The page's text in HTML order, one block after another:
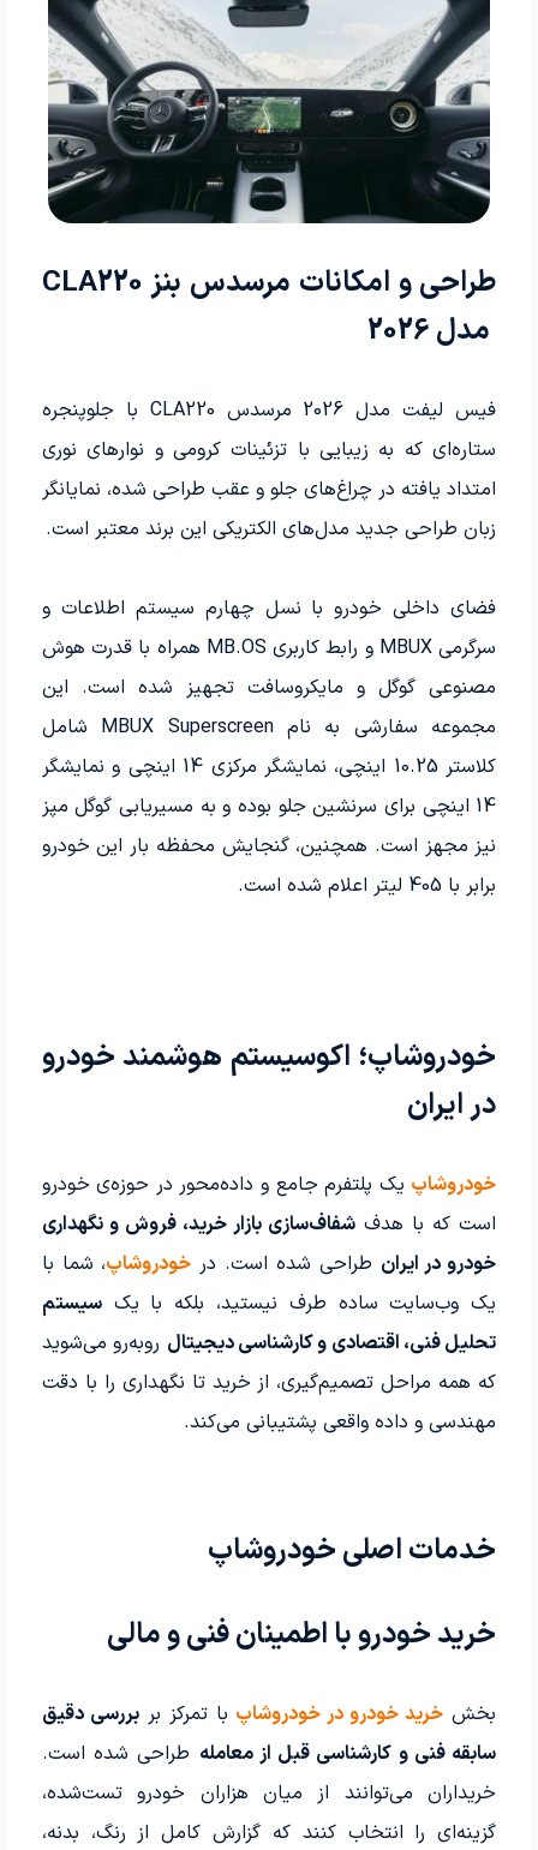
طراحی و امکانات مرسدس بنز CLA220
مدل 2026
فیس لیفت مدل 2026 مرسدس CLA220 با جلوپنجره
ستاره‌ای که به زیبایی با تزئینات کرومی و نوارهای نوری
امتداد یافته در چراغ‌های جلو و عقب طراحی شده، نمایانگر
زبان طراحی جدید مدل‌های الکتریکی این برند معتبر است.
فضای داخلی خودرو با نسل چهارم سیستم اطلاعات و
سرگرمی MBUX و رابط کاربری MB.OS همراه با قدرت هوش
مصنوعی گوگل و مایکروسافت تجهیز شده است. این
مجموعه سفارشی به نام MBUX Superscreen شامل
کلاستر 10.25 اینچی، نمایشگر مرکزی 14 اینچی و نمایشگر
14 اینچی برای سرنشین جلو بوده و به مسیریابی گوگل مپز
نیز مجهز است. همچنین، گنجایش محفظه بار این خودرو
برابر با 405 لیتر اعلام شده است.
خودروشاپ؛ اکوسیستم هوشمند خودرو
در ایران
خودروشاپ یک پلتفرم جامع و داده‌محور در حوزه‌ی خودرو
است که با هدف شفاف‌سازی بازار خرید، فروش و نگهداری
خودرو در ایران طراحی شده است. در خودروشاپ، شما با
یک وب‌سایت ساده طرف نیستید، بلکه با یکسیستم
تحلیل فنی، اقتصادی و کارشناسی دیجیتال روبه‌رو می‌شوید
که همه مراحل تصمیم‌گیری، از خرید تا نگهداری را با دقت
مهندسی و داده واقعی پشتیبانی می‌کند.
خدمات اصلی خودروشاپ
خرید خودرو با اطمینان فنی و مالی
بخش خرید خودرو در خودروشاپ با تمرکز بربررسی دقیق
سابقه فنی و کارشناسی قبل از معامله طراحی شده است.
خریداران می‌توانند از میان هزاران خودرو تست‌شده،
گزینه‌ای را انتخاب کنند که گزارش کامل از رنگ، بدنه،